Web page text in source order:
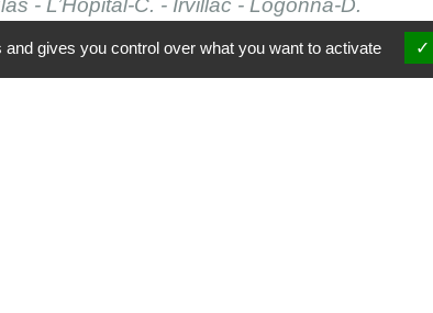
- L’Hôpital-C. - Irvillac - Logonna-D.
gives you control over what you want to activate